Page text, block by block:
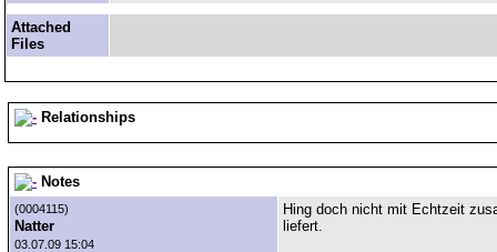
Attached
Files
Relationships
Notes
(0004115)
Natter
03.07.09 15:04
Hing doch nicht mit Echtzeit
liefert.